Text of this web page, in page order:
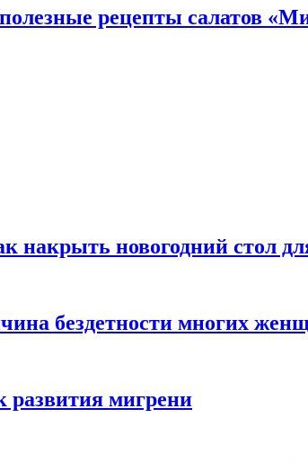
рецепты салатов
накрыть новогодний стол
бездетности многих
развития мигрени